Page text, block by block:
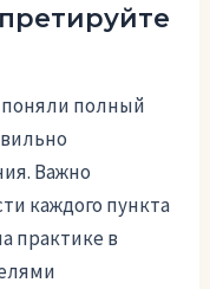
поняли полный
Важно
каждого пункта
практике в